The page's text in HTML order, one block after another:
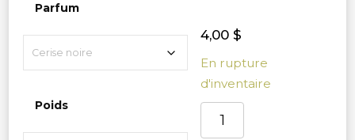
Parfum
Poids
4,00 $
En rupture
d'inventaire